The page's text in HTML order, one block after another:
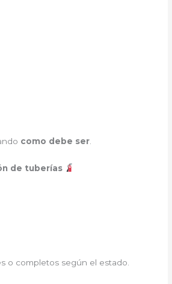
como debe ser
de tuberías
o completos según el estado.